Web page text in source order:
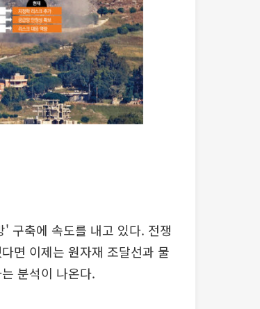
' 구축에 속도를 내고 있다. 전쟁
면 이제는 원자재 조달선과 물
분석이 나온다.